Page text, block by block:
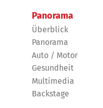
Panorama
Überblick
Panorama
Auto / Motor
Gesundheit
Multimedia
Backstage